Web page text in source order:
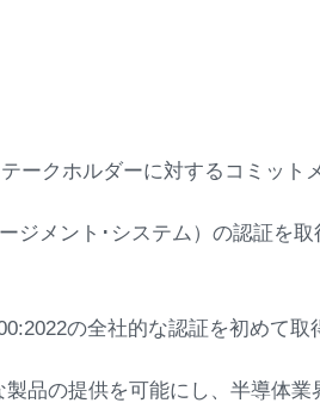
ークホルダーに対するコミット
メント･システム）の認証を
の全社的な認証を初めて取
品の提供を可能にし、半導体